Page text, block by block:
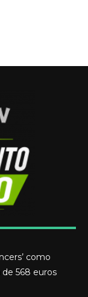
como
568 euros